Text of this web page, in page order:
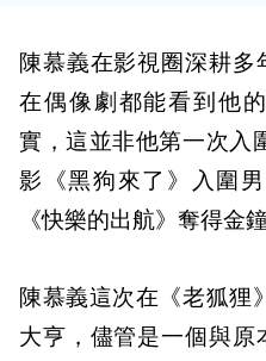
陳慕義在影視圈深耕多
在偶像劇都能看到他
實，這並非他第一次入
影《黑狗來了》入圍
《快樂的出航》奪得金
陳慕義這次在《老狐狸
大亨，儘管是一個與原